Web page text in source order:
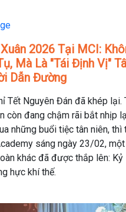
2026 Tại MCI:
Mà Là "Tái Định Vị"
Dẫn Đường
Tết Nguyên Đán đã khép lại.
còn đang chậm rãi bắt nhịp
những buổi tiệc tân niên, thì
sáng ngày 23/02,
khác đã được thắp lên:
hực khí thế.